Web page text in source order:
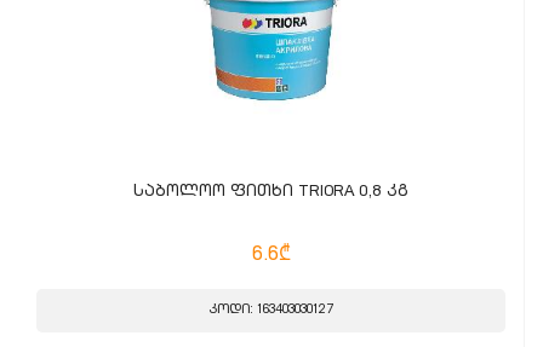
საბოლოო ფითხი TRIORA 0,8 კგ
6.6₾
კოდი: 163403030127